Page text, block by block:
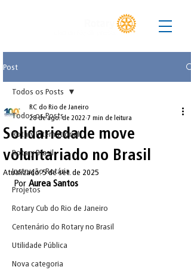
Post
Todos os Posts
Rotary International
Rotary Brasil
Instrução Rotária
Projetos
Rotary Cub do Rio de Janeiro
Centenário do Rotary no Brasil
Utilidade Pública
Nova categoria
Todos os Posts
Solidariedade move
voluntariado no Brasil
RC do Rio de Janeiro
28 de ago. de 2022 7 min de leitura
Atualizado:5 de set. de 2025
Por Aurea Santos